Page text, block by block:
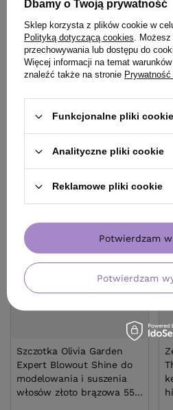
końcówek włosów 75 ml
57,00 zł / szt.
(76,00 zł / 100ml)
57pktpunktów
72,16 zł
-21%
Cena katalogowa:
-41%
Szczotka Olivia Garden
Expert Blowout Shine do
modelowania i suszenia
włosów złoto brązowa 55
Dbamy o Twoją prywatność
Sklep korzysta z plików cookie w
Polityką dotyczącą cookies. Możesz
przechowywania lub dostępu do
Więcej informacji na temat
znaleźć także na stronie
Funkcjonalne pliki
Analityczne pliki cookie
Reklamowe pliki cookie
Potwierdzam
Potwierdzam